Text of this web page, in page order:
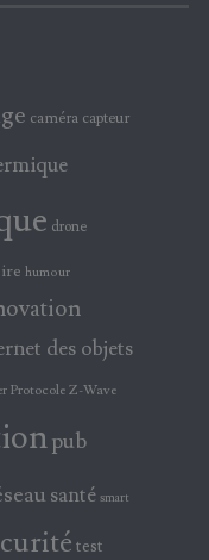
caméra capteur
drone
humour
des objets
Protocole Z-Wave
pub
santé smart
test